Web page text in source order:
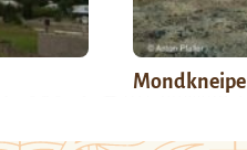
Mondkneipe